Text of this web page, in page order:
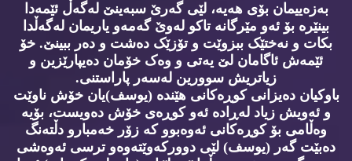
بەزەییمان بۆی هەیە، لێی گەرێ سبەینێ لەگەڵ ئێمەدا
بینێرە بۆ ئەو مێرگانە تاکو لەوێ گەمەو یاریمان لەگەڵدا
بکات و نەختێک ببزوێت و تۆزێک دەشت و دەر ببینێ. خۆ
ئێمەش ئاگامان لێ یەتی و وەک خۆمان دەیپارێزین و
زیاتریش سوورین لەسەر پاراستنی.
باوکیان دەیزانی کوڕەکانی هێندە (یوسف)یان خۆش ناوێت
و ئەویش زیاد لەڕادە ئەو کوڕەی خۆش دەویست، بۆیە
وەڵامی بۆ کوڕەکانی ئەوەبوو کە زۆر خەمبارو دڵتەنگ
دەبێت گەر (یوسف) لێی دوورکەوێتەوەو ترسی ئەوەشی